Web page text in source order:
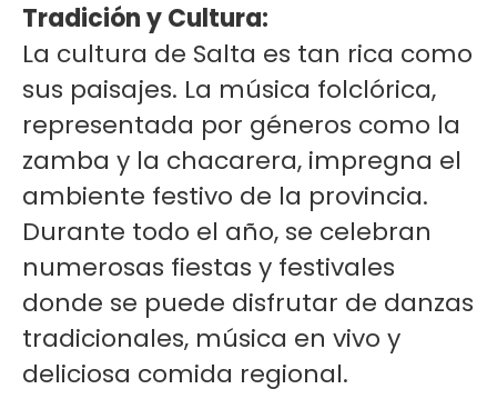
Tradición y Cultura:
La cultura de Salta es tan rica como
sus paisajes. La música folclórica,
representada por géneros como la
zamba y la chacarera, impregna el
ambiente festivo de la provincia.
Durante todo el año, se celebran
numerosas fiestas y festivales
donde se puede disfrutar de danzas
tradicionales, música en vivo y
deliciosa comida regional.